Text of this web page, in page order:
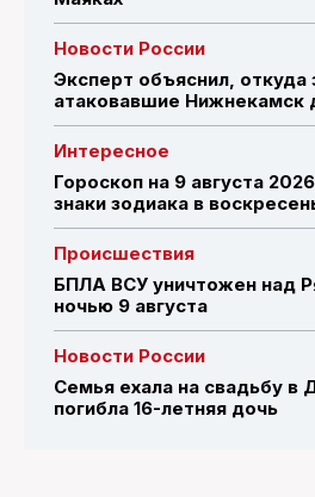
Новости России
Эксперт объяснил, откуда
атаковавшие Нижнекамск
Интересное
Гороскоп на 9 августа
знаки зодиака в
Происшествия
БПЛА ВСУ уничтожен над
ночью 9 августа
Новости России
Семья ехала на свадьбу в
погибла 16-летняя дочь